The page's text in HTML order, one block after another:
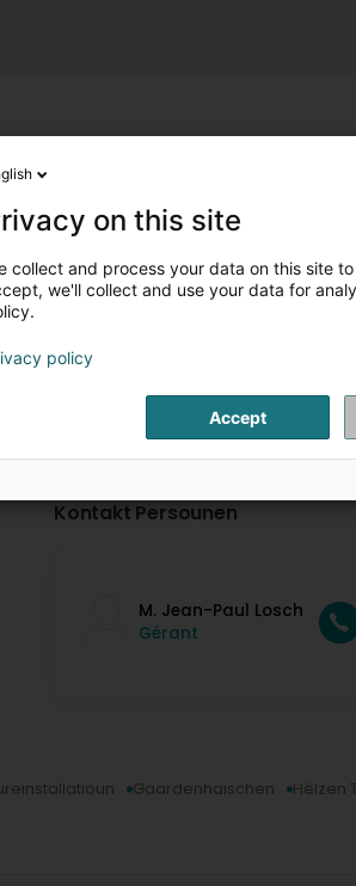
Kontakt Persounen
M. Jean-Paul Losch
Gérant
Gaardenhaischen Hëlzen
on this site
collect and process your data on this site
we'll collect and use your data for
policy
Accept